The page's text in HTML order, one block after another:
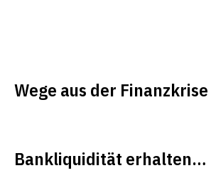
Wege aus der Finanzkrise
Bankliquidität erhalten…